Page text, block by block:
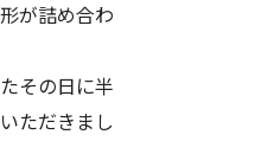
が詰め合わ
その日に半
ただきまし